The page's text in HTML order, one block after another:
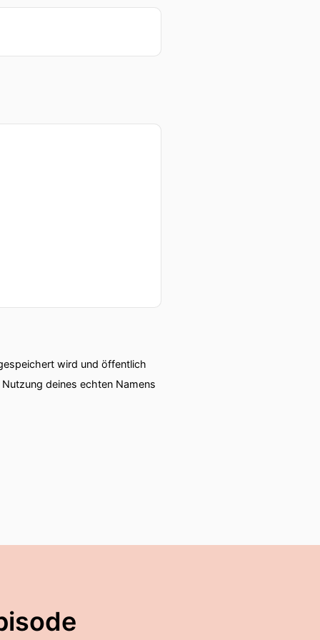
wird und öffentlich
deines echten Namens